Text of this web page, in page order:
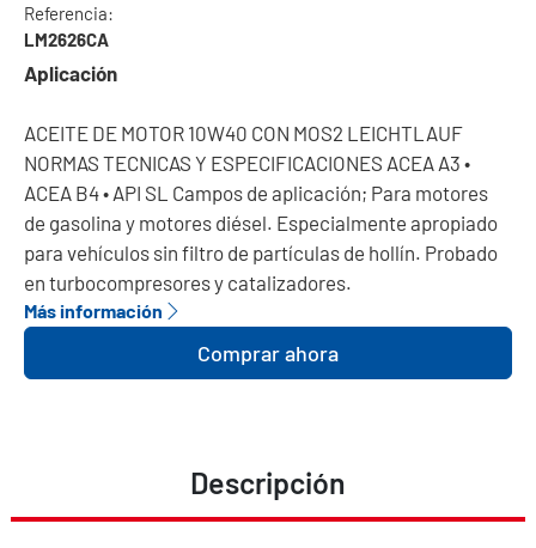
Referencia:
LM2626CA
Aplicación
ACEITE DE MOTOR 10W40 CON MOS2 LEICHTLAUF
NORMAS TECNICAS Y ESPECIFICACIONES ACEA A3 •
ACEA B4 • API SL Campos de aplicación; Para motores
de gasolina y motores diésel. Especialmente apropiado
para vehículos sin filtro de partículas de hollín. Probado
en turbocompresores y catalizadores.
Más información
Comprar ahora
Descripción